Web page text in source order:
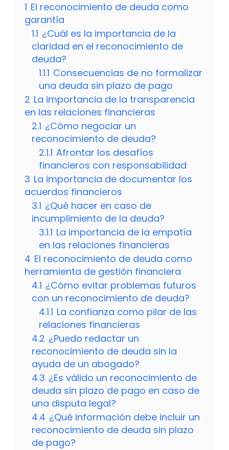
1 El reconocimiento de deuda como
garantía
1.1 ¿Cuál es la importancia de la
claridad en el reconocimiento de
deuda?
1.1.1 Consecuencias de no formalizar
una deuda sin plazo de pago
2 La importancia de la transparencia
en las relaciones financieras
2.1 ¿Cómo negociar un
reconocimiento de deuda?
2.1.1 Afrontar los desafíos
financieros con responsabilidad
3 La importancia de documentar los
acuerdos financieros
3.1 ¿Qué hacer en caso de
incumplimiento de la deuda?
3.1.1 La importancia de la empatía
en las relaciones financieras
4 El reconocimiento de deuda como
herramienta de gestión financiera
4.1 ¿Cómo evitar problemas futuros
con un reconocimiento de deuda?
4.1.1 La confianza como pilar de las
relaciones financieras
4.2 ¿Puedo redactar un
reconocimiento de deuda sin la
ayuda de un abogado?
4.3 ¿Es válido un reconocimiento de
deuda sin plazo de pago en caso de
una disputa legal?
4.4 ¿Qué información debe incluir un
reconocimiento de deuda sin plazo
de pago?